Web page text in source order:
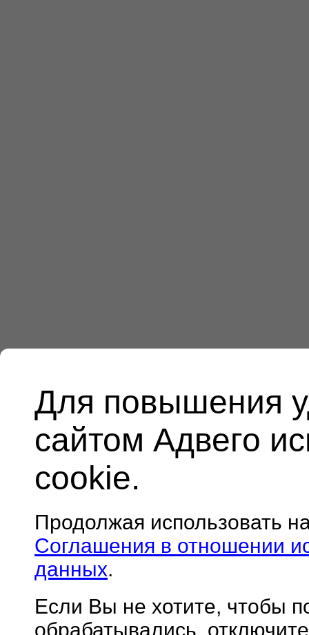
Для повышения
сайтом Адвего
cookie.
Продолжая использовать
Соглашения в отношении
данных.
Если Вы не хотите, чтобы
обрабатывались,